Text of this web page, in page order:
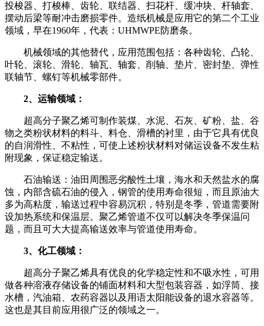
投梭器、打梭棒、齿轮、联结器、扫花杆、缓冲块、杆轴套、
摆动后梁等耐冲击磨损零件。造纸机械是应用它的第二个工业
领域，早在1960年，代表： UHMWPE防磨条。
机械领域的其他替代，应用范围包括：各种齿轮、凸轮、
叶轮、滚轮、滑轮、轴瓦、轴套、削轴、垫片、密封垫、弹性
联轴节、螺钉等机械零部件。
2、运输领域：
超高分子聚乙烯可制作装煤、水泥、石灰、矿粉、盐、谷
物之类粉状材料的料斗、料仓、滑槽的衬里，由于它具有优良
的自润滑性、不粘性，可使上述粉状材料对储运设备不发生粘
附现象，保证稳定输送。
石油输送：油田周围恶劣酸性土壤，海水和天然盐水的腐
蚀，内部含硫石油的侵入，钢管的使用寿命很短，而且原油大
多为高粘度，输送过程中容易沉积，特别是冬季，管道需要附
设加热系统和保温层。聚乙烯管道不仅可以解决冬季保温问
题，而且可大大提高输送效率与管道使用寿命。
3、化工领域：
超高分子聚乙烯具有优良的化学稳定性和不吸水性，可用
做各种溶液存储设备的铺面材料和大型包装容器，如浮筒、接
水槽，汽油箱、农药容器以及用语太阳能设备的退水容器等。
这也是其目前应用很广泛的领域之一。